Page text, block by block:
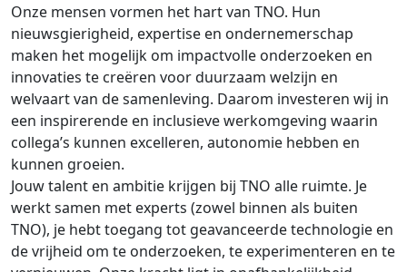
Onze mensen vormen het hart van TNO. Hun
nieuwsgierigheid, expertise en ondernemerschap
maken het mogelijk om impactvolle onderzoeken en
innovaties te creëren voor duurzaam welzijn en
welvaart van de samenleving. Daarom investeren wij in
een inspirerende en inclusieve werkomgeving waarin
collega’s kunnen excelleren, autonomie hebben en
kunnen groeien.
Jouw talent en ambitie krijgen bij TNO alle ruimte. Je
werkt samen met experts (zowel binnen als buiten
TNO), je hebt toegang tot geavanceerde technologie en
de vrijheid om te onderzoeken, te experimenteren en te